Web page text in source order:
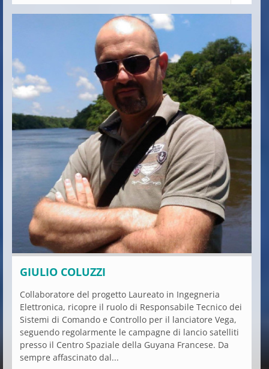
GIULIO COLUZZI
Collaboratore del progetto Laureato in Ingegneria
Elettronica, ricopre il ruolo di Responsabile Tecnico dei
Sistemi di Comando e Controllo per il lanciatore Vega,
seguendo regolarmente le campagne di lancio satelliti
presso il Centro Spaziale della Guyana Francese. Da
sempre affascinato dal...